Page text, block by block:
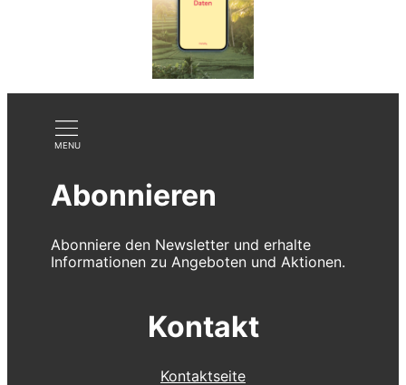
Abonnieren
Abonniere den Newsletter und erhalte
Informationen zu Angeboten und Aktionen.
Kontakt
Kontaktseite